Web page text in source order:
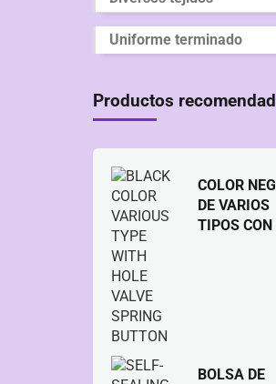
Uniforme terminado
Productos
COLOR
DE VARIOS
TIPOS CON
BOLSA DE